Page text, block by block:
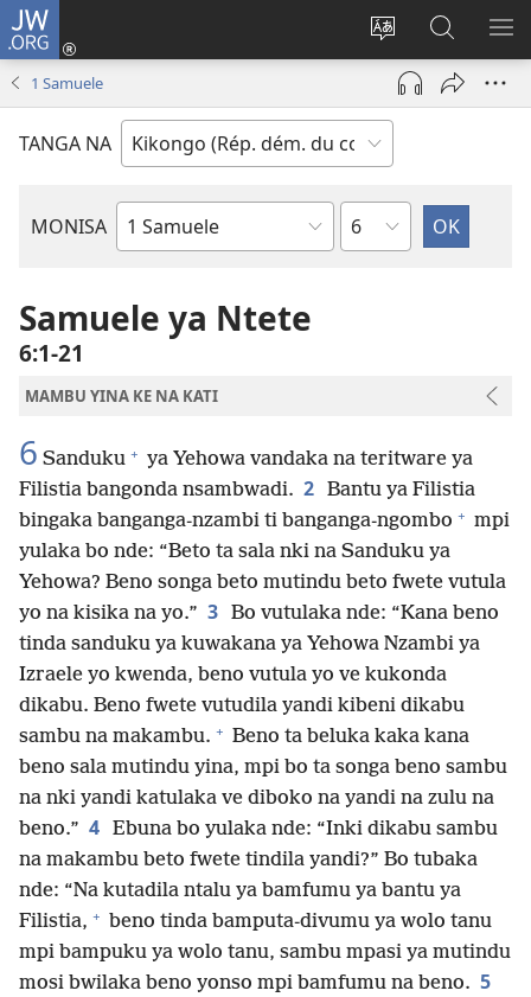
JW.ORG
Soba
ndinga
ya
site
yai
Kukota
(ke
kangula
ya
mpa)
Kusosa
na
JW.ORG
1 Samuele
TANGA NA
MONISA
Mikanda
Biblia
Kapu
Samuele ya Ntete
6:1-21
MAMBU YINA KE NA KATI
6 Sanduku + ya Yehowa vandaka na teritware ya
Filistia bangonda nsambwadi. 2 Bantu ya Filistia
bingaka banganga-nzambi ti banganga-ngombo + mpi
yulaka bo nde: “Beto ta sala nki na Sanduku ya
Yehowa? Beno songa beto mutindu beto fwete vutula
yo na kisika na yo.” 3 Bo vutulaka nde: “Kana beno
tinda sanduku ya kuwakana ya Yehowa Nzambi ya
Izraele yo kwenda, beno vutula yo ve kukonda
dikabu. Beno fwete vutudila yandi kibeni dikabu
sambu na makambu. + Beno ta beluka kaka kana
beno sala mutindu yina, mpi bo ta songa beno sambu
na nki yandi katulaka ve diboko na yandi na zulu na
beno.” 4 Ebuna bo yulaka nde: “Inki dikabu sambu
na makambu beto fwete tindila yandi?” Bo tubaka
nde: “Na kutadila ntalu ya bamfumu ya bantu ya
Filistia, + beno tinda bamputa-divumu ya wolo tanu
mpi bampuku ya wolo tanu, sambu mpasi ya mutindu
mosi bwilaka beno yonso mpi bamfumu na beno. 5